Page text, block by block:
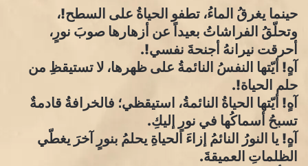
حينما يغرقُ الماءُ، تطفو الحياةُ على السطح!،
وتحلّقُ الفراشاتُ بعيداً عن أزهارها صوبَ نورٍ،
أحرقت نيرانهُ أجنحةَ نفسي!.
آهٍ! أيّتها النفسُ النائمةُ على ظهرها، لا تستيقظِ من
حلم الحياة!.
آهٍ! أيّتها الحياةُ النائمةُ، استيقظي؛ فالخرافةُ قادمةٌ
تسبحُ أسماكُها في نورٍ إليكِ.
آهٍ! يا النورُ النائمُ إزاءَ الحياةِ يحلمُ بنورٍ آخرَ يغطّي
الظلماتِ العميقةَ.